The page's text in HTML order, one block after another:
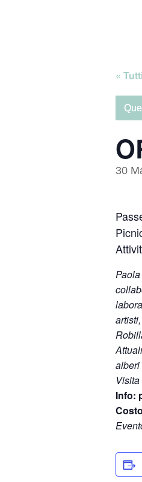
«
30
alberi
Visita
Info: